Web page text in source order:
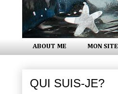
ABOUT ME MON SITE
QUI SUIS-JE?